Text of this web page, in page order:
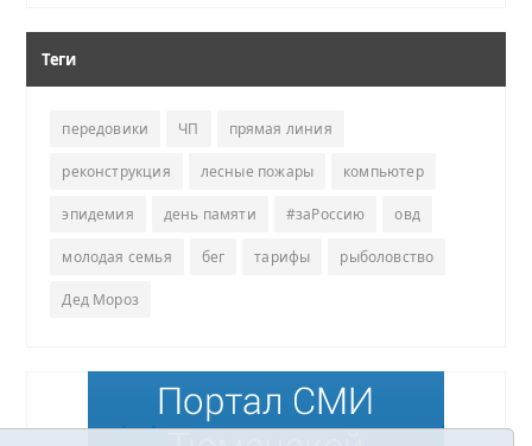
Теги
передовики ЧП прямая линия
реконструкция лесные пожары компьютер
эпидемия день памяти #заРоссию овд
молодая семья бег тарифы рыболовство
Дед Мороз